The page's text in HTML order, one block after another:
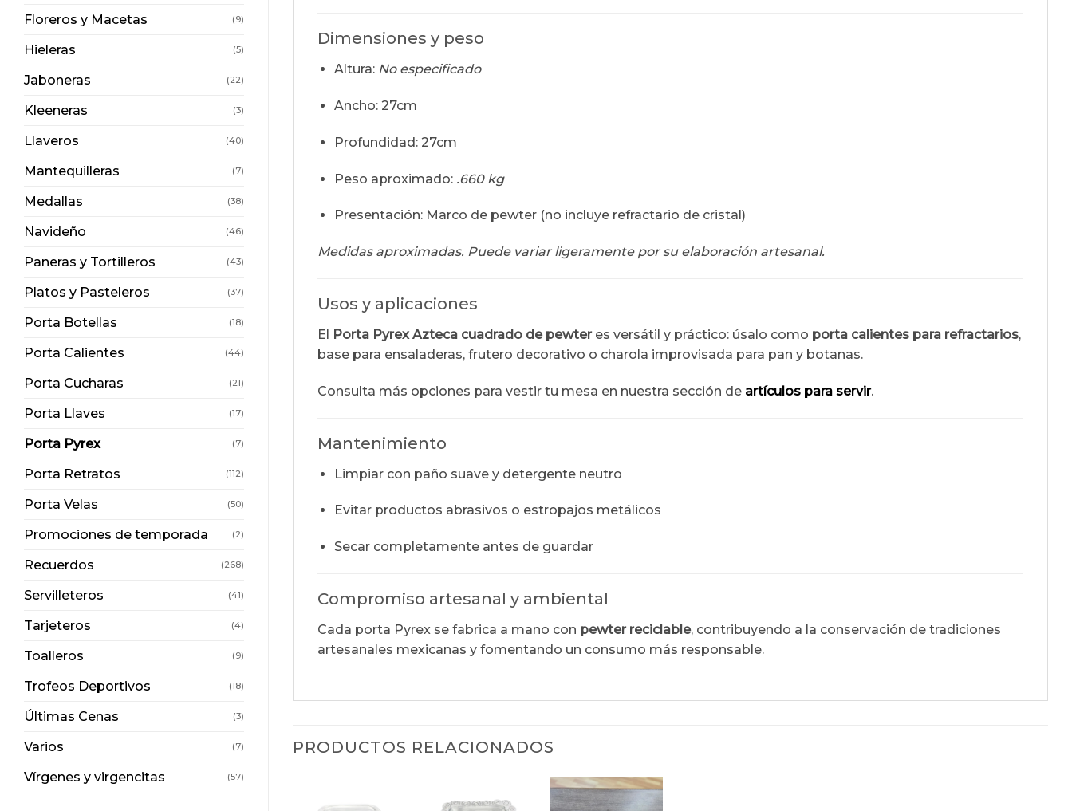
Floreros y Macetas (9)
Hieleras (5)
Jaboneras (22)
Kleeneras (3)
Llaveros (40)
Mantequilleras (7)
Medallas (38)
Navideño (46)
Paneras y Tortilleros (43)
Platos y Pasteleros (37)
Porta Botellas (18)
Porta Calientes (44)
Porta Cucharas (21)
Porta Llaves (17)
Porta Pyrex (7)
Porta Retratos (112)
Porta Velas (50)
Promociones de temporada (2)
Recuerdos (268)
Servilleteros (41)
Tarjeteros (4)
Toalleros (9)
Trofeos Deportivos (18)
Últimas Cenas (3)
Varios (7)
Vírgenes y virgencitas (57)
Dimensiones y peso
Altura: No especificado
Ancho: 27cm
Profundidad: 27cm
Peso aproximado: .660 kg
Presentación: Marco de pewter (no incluye refractario de cristal)
Medidas aproximadas. Puede variar ligeramente por su elaboración artesanal.
Usos y aplicaciones
El Porta Pyrex Azteca cuadrado de pewteres versátil y práctico: úsalo como porta calientes para refractarios,
base para ensaladeras, frutero decorativo o charola improvisada para pan y botanas.
Consulta más opciones para vestir tu mesa en nuestra sección de artículos para servir.
Mantenimiento
Limpiar con paño suave y detergente neutro
Evitar productos abrasivos o estropajos metálicos
Secar completamente antes de guardar
Compromiso artesanal y ambiental
Cada porta Pyrex se fabrica a mano con pewter reciclable, contribuyendo a la conservación de tradiciones
artesanales mexicanas y fomentando un consumo más responsable.
PRODUCTOS RELACIONADOS